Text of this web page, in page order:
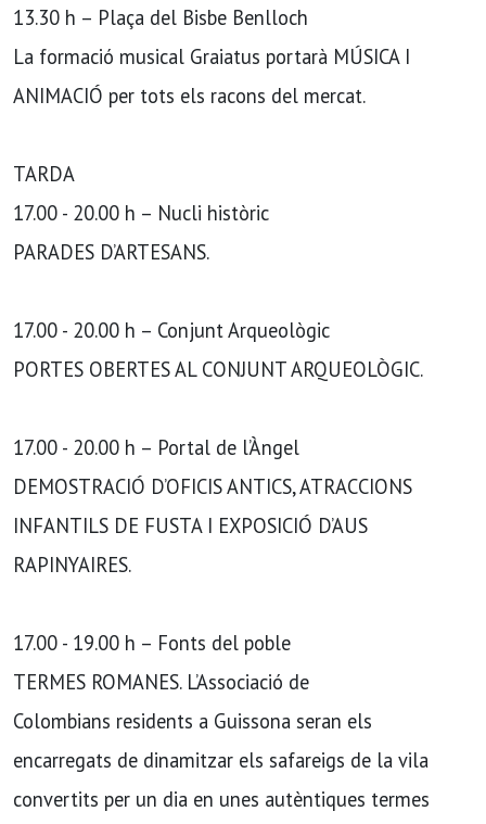
13.30 h – Plaça del Bisbe Benlloch
La formació musical Graiatus portarà MÚSICA I
ANIMACIÓ per tots els racons del mercat.
TARDA
17.00 - 20.00 h – Nucli històric
PARADES D’ARTESANS.
17.00 - 20.00 h – Conjunt Arqueològic
PORTES OBERTES AL CONJUNT ARQUEOLÒGIC.
17.00 - 20.00 h – Portal de l’Àngel
DEMOSTRACIÓ D’OFICIS ANTICS, ATRACCIONS
INFANTILS DE FUSTA I EXPOSICIÓ D’AUS
RAPINYAIRES.
17.00 - 19.00 h – Fonts del poble
TERMES ROMANES. L’Associació de
Colombians residents a Guissona seran els
encarregats de dinamitzar els safareigs de la vila
convertits per un dia en unes autèntiques termes